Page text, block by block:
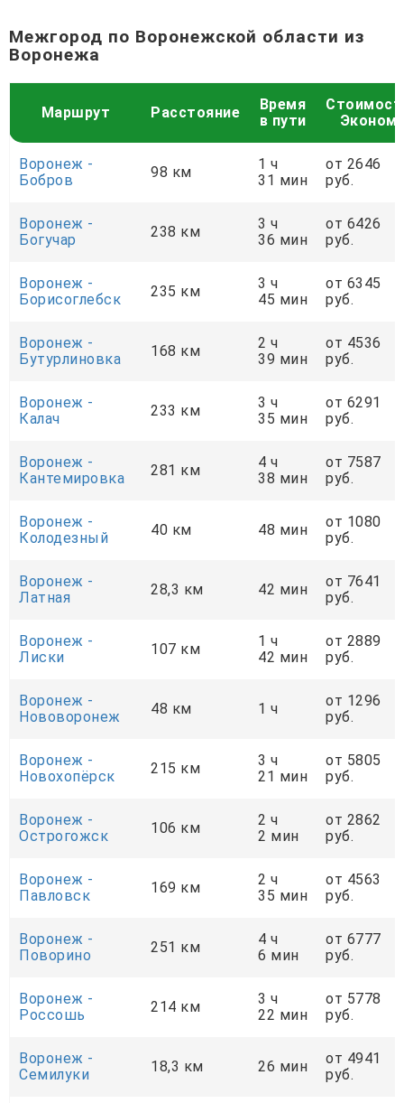
Межгород по Воронежской области из
Воронежа
Маршрут Расстояние
Время
в пути
Эконом
Воронеж -
Бобров
98 км
1 ч
31 мин
от 2646
руб.
Воронеж -
Богучар
238 км
3 ч
36 мин
от 6426
руб.
Воронеж -
Борисоглебск
235 км
3 ч
45 мин
от 6345
руб.
Воронеж -
Бутурлиновка
168 км
2 ч
39 мин
от 4536
руб.
Воронеж -
Калач
233 км
3 ч
35 мин
от 6291
руб.
Воронеж -
Кантемировка
281 км
4 ч
38 мин
от 7587
руб.
Воронеж -
Колодезный
40 км 48 мин
от 1080
руб.
Воронеж -
Латная
28,3 км 42 мин
от 7641
руб.
Воронеж -
Лиски
107 км
1 ч
42 мин
от 2889
руб.
Воронеж -
Нововоронеж
48 км 1 ч
от 1296
руб.
Воронеж -
Новохопёрск
215 км
3 ч
21 мин
от 5805
руб.
Воронеж -
Острогожск
106 км
2 ч
2 мин
от 2862
руб.
Воронеж -
Павловск
169 км
2 ч
35 мин
от 4563
руб.
Воронеж -
Поворино
251 км
4 ч
6 мин
от 6777
руб.
Воронеж -
Россошь
214 км
3 ч
22 мин
от 5778
руб.
Воронеж -
Семилуки
18,3 км 26 мин
от 4941
руб.